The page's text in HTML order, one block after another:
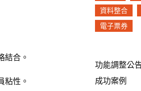
結合。
粘性。
資料整合
電子票券
功能調整公
成功案例